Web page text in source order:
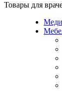
Товары для